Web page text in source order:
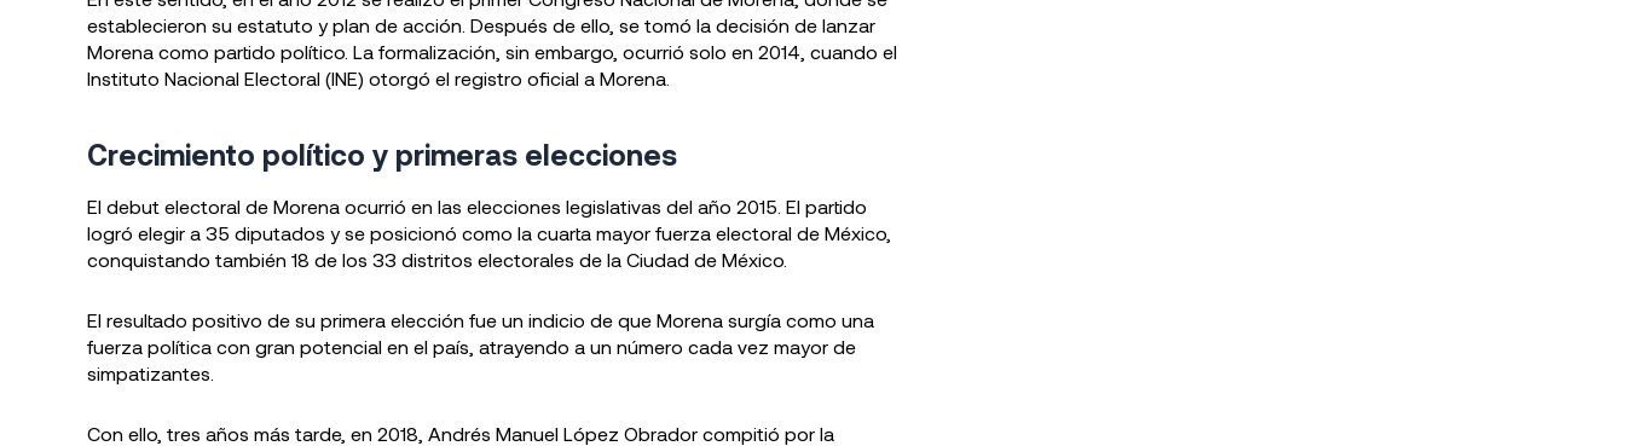
establecieron su estatuto y plan de acción. Después de ello, se tomó la decisión de lanzar
Morena como partido político. La formalización, sin embargo, ocurrió solo en 2014, cuando el
Instituto Nacional Electoral (INE) otorgó el registro oficial a Morena.
Crecimiento político y primeras elecciones
El debut electoral de Morena ocurrió en las elecciones legislativas del año 2015. El partido
logró elegir a 35 diputados y se posicionó como la cuarta mayor fuerza electoral de México,
conquistando también 18 de los 33 distritos electorales de la Ciudad de México.
El resultado positivo de su primera elección fue un indicio de que Morena surgía como una
fuerza política con gran potencial en el país, atrayendo a un número cada vez mayor de
simpatizantes.
Con ello, tres años más tarde, en 2018, Andrés Manuel López Obrador compitió por la